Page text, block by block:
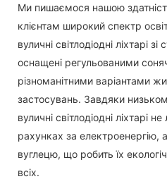
Ми пишаємося нашою
клієнтам широкий спектр
вуличні світлодіодні ліхтарі
оснащені регульованими
різноманітними варіантами
застосувань. Завдяки
вуличні світлодіодні ліхтарі
рахунках за
вуглецю, що робить їх
всіх.